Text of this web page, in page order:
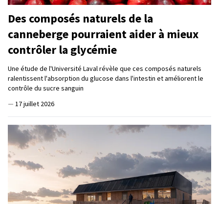
Des composés naturels de la
canneberge pourraient aider à mieux
contrôler la glycémie
Une étude de l'Université Laval révèle que ces composés naturels
ralentissent l'absorption du glucose dans l'intestin et améliorent le
contrôle du sucre sanguin
— 17 juillet 2026